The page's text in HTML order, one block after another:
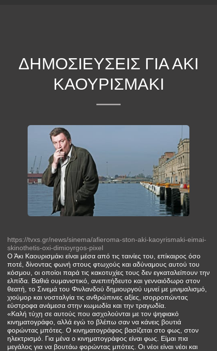
ΔΗΜΟΣΙΕΥΣΕΙΣ ΓΙΑ ΑΚΙ
ΚΑΟΥΡΙΣΜΑΚΙ
https://tvxs.gr/news/sinema/afieroma-ston-aki-kaoyrismaki-eimai-
skinothetis-oxi-dimioyrgos-pixel
Ο Άκι Καουρισμάκι είναι μέσα από τις ταινίες του, επίκαιρος όσο
ποτέ, δίνοντας φωνή στους φτωχούς και αδύναμους αυτού του
κόσμου, οι οποίοι παρά τις κακοτυχίες τους δεν εγκαταλείπουν την
ελπίδα. Βαθιά ουμανιστικό, ανεπιτήδευτο και γενναιόδωρο στον
θεατή, το Σινεμά του Φινλανδού δημιουργού υμνεί με μινιμαλισμό,
χιούμορ και νοσταλγία τις ανθρώπινες αξίες, ισορροπώντας
εύστροφα ανάμεσα στην κωμωδία και την τραγωδία.
«Καλή τύχη σε αυτούς που ασχολούνται με τον ψηφιακό
κινηματογράφο, αλλά εγώ το βλέπω σαν να κάνεις βουτιά
φορώντας μπότες. Ο κινηματογράφος βασίζεται στο φως, στον
ηλεκτρισμό. Για μένα ο κινηματογράφος είναι φως. Είμαι πια
μεγάλος για να βουτάω φορώντας μπότες. Οι νέοι είναι νέοι και